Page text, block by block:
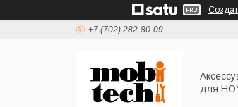
+7 (702) 282-80-09
для